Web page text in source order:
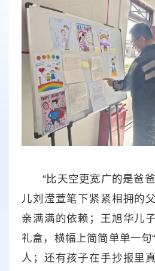
“比天空更宽广的是爸
儿刘滢萱笔下紧紧相拥的
亲满满的依赖；王旭华儿
礼盒，横幅上简简单单一句
人；还有孩子在手抄报里